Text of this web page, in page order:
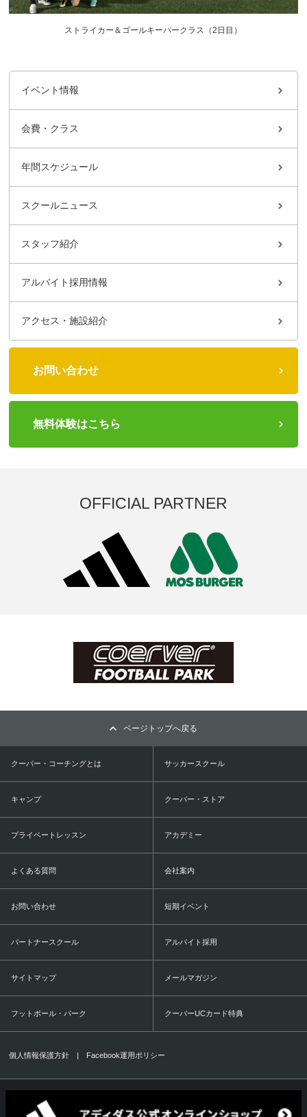
ストライカー＆ゴールキーパークラス（2日目）
イベント情報
会費・クラス
年間スケジュール
スクールニュース
スタッフ紹介
アルバイト採用情報
アクセス・施設紹介
お問い合わせ
無料体験はこちら
OFFICIAL PARTNER
ページトップへ戻る
クーバー・コーチングとは サッカースクール
キャンプ クーバー・ストア
プライベートレッスン アカデミー
よくある質問 会社案内
お問い合わせ 短期イベント
パートナースクール アルバイト採用
サイトマップ メールマガジン
フットボール・パーク クーバーUCカード特典
個人情報保護方針 | Facebook運用ポリシー
1999-2016 All Rights Reserved.